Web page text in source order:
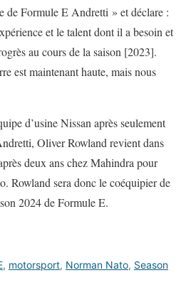
de Formule E Andretti » et déclare :
et le talent dont il a besoin et
au cours de la saison [2023].
est maintenant haute, mais nous
d’usine Nissan après seulement
Oliver Rowland revient dans
deux ans chez Mahindra pour
Rowland sera donc le coéquipier de
2024 de Formule E.
, motorsport, Norman Nato, Season